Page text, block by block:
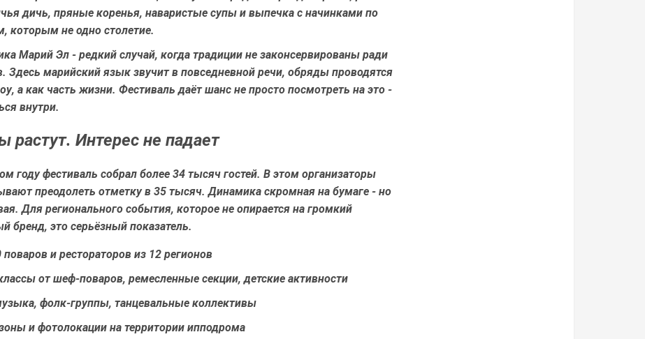
дичь, пряные коренья, наваристые супы и выпечка с начинками по
которым не одно столетие.
Марий Эл - редкий случай, когда традиции не законсервированы ради
Здесь марийский язык звучит в повседневной речи, обряды проводятся
а как часть жизни. Фестиваль даёт шанс не просто посмотреть на это -
внутри.
растут. Интерес не падает
году фестиваль собрал более 34 тысяч гостей. В этом организаторы
преодолеть отметку в 35 тысяч. Динамика скромная на бумаге - но
Для регионального события, которое не опирается на громкий
бренд, это серьёзный показатель.
поваров и рестораторов из 12 регионов
от шеф-поваров, ремесленные секции, детские активности
фолк-группы, танцевальные коллективы
и фотолокации на территории ипподрома